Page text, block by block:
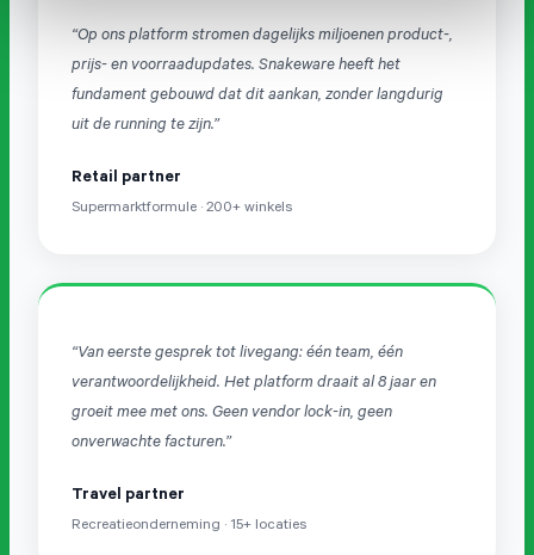
“Op ons platform stromen dagelijks miljoenen product-,
prijs- en voorraadupdates. Snakeware heeft het
fundament gebouwd dat dit aankan, zonder langdurig
uit de running te zijn.”
Retail partner
Supermarktformule · 200+ winkels
“Van eerste gesprek tot livegang: één team, één
verantwoordelijkheid. Het platform draait al 8 jaar en
groeit mee met ons. Geen vendor lock-in, geen
onverwachte facturen.”
Travel partner
Recreatieonderneming · 15+ locaties